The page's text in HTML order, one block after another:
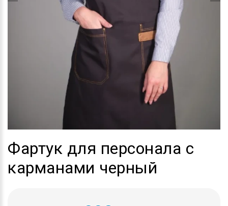
Фартук для персонала с
карманами черный